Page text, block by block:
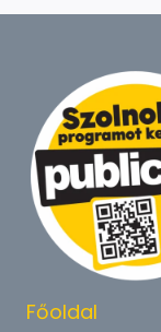
Főoldal